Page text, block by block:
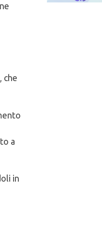
che
a
in